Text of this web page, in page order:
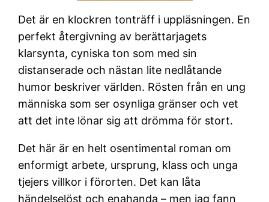
Det är en klockren tonträff i uppläsningen. En
perfekt återgivning av berättarjagets
klarsynta, cyniska ton som med sin
distanserade och nästan lite nedlåtande
humor beskriver världen. Rösten från en ung
människa som ser osynliga gränser och vet
att det inte lönar sig att drömma för stort.
Det här är en helt osentimental roman om
enformigt arbete, ursprung, klass och unga
tjejers villkor i förorten. Det kan låta
händelselöst och enahanda – men jag fann